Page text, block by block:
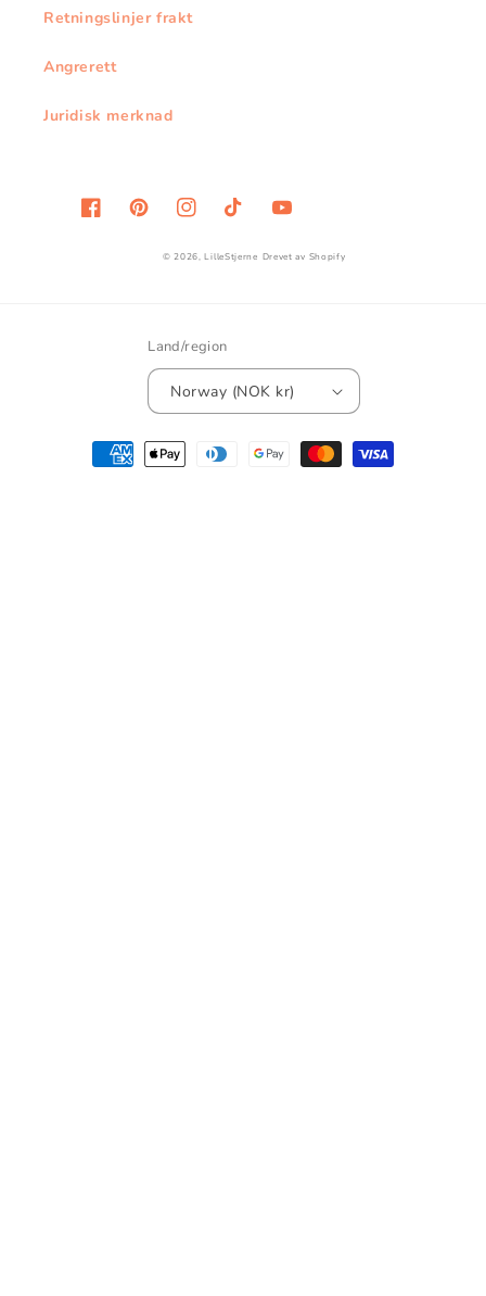
Retningslinjer frakt
Angrerett
Juridisk merknad
FacebookPinterestInstagramTikTok YouTube
© 2026,LilleStjerne Drevet av Shopify
Land/region
Norway (NOK kr)
Betalingsmåter